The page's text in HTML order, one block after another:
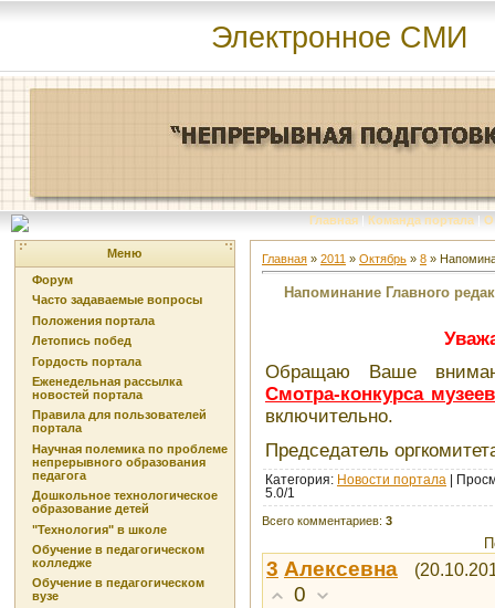
Электронное СМИ
Главная | Команда портала | О
Меню
Форум
Часто задаваемые вопросы
Положения портала
Летопись побед
Гордость портала
Еженедельная рассылка
новостей портала
Правила для пользователей
портала
Научная полемика по проблеме
непрерывного образования
педагога
Дошкольное технологическое
образование детей
"Технология" в школе
Обучение в педагогическом
колледже
Обучение в педагогическом
вузе
Главная » 2011 » Октябрь » 8 »
Напоминание Главного
Обращаю Ваше
Смотра-конкурса музеев
включительно.
Председатель
Категория: Новости портала
5.0/1
Всего комментариев: 3
3 Алексевна
0